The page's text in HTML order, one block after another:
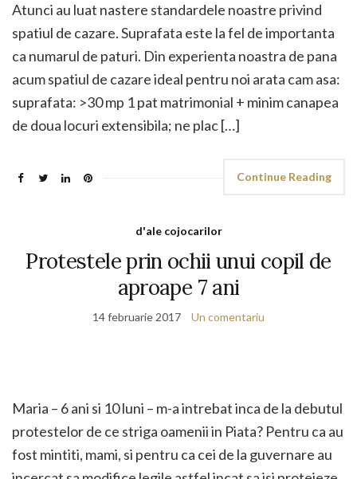
Atunci au luat nastere standardele noastre privind
spatiul de cazare. Suprafata este la fel de importanta
ca numarul de paturi. Din experienta noastra de pana
acum spatiul de cazare ideal pentru noi arata cam asa:
suprafata: >30 mp 1 pat matrimonial + minim canapea
de doua locuri extensibila; ne plac […]
Continue Reading
d'ale cojocarilor
Protestele prin ochii unui copil de
aproape 7 ani
14 februarie 2017 Un comentariu
Maria – 6 ani si 10 luni – m-a intrebat inca de la debutul
protestelor de ce striga oamenii in Piata? Pentru ca au
fost mintiti, mami, si pentru ca cei de la guvernare au